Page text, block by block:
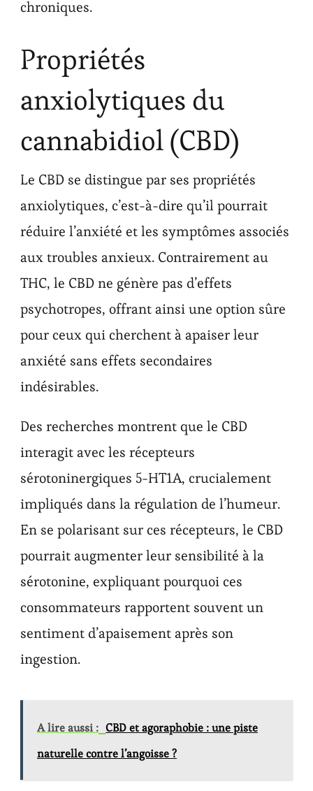
chroniques.
Propriétés
anxiolytiques du
cannabidiol (CBD)
Le CBD se distingue par ses propriétés
anxiolytiques, c’est-à-dire qu’il pourrait
réduire l’anxiété et les symptômes associés
aux troubles anxieux. Contrairement au
THC, le CBD ne génère pas d’effets
psychotropes, offrant ainsi une option sûre
pour ceux qui cherchent à apaiser leur
anxiété sans effets secondaires
indésirables.
Des recherches montrent que le CBD
interagit avec les récepteurs
sérotoninergiques 5-HT1A, crucialement
impliqués dans la régulation de l’humeur.
En se polarisant sur ces récepteurs, le CBD
pourrait augmenter leur sensibilité à la
sérotonine, expliquant pourquoi ces
consommateurs rapportent souvent un
sentiment d’apaisement après son
ingestion.
A lire aussi : CBD et agoraphobie : une piste
naturelle contre l’angoisse ?